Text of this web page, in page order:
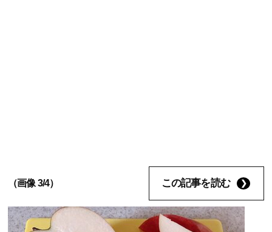
（画像 3/4） この記事を読む